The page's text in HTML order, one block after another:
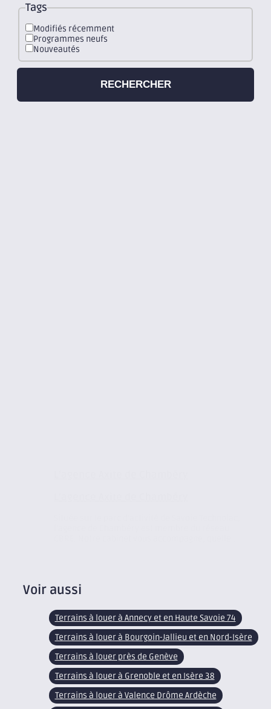
Tags
Modifiés récemment
Programmes neufs
Nouveautés
RECHERCHER
Voir aussi
Terrains à louer à Annecy et en Haute Savoie 74
Terrains à louer à Bourgoin-Jallieu et en Nord-Isère
Terrains à louer près de Genève
Terrains à louer à Grenoble et en Isère 38
Terrains à louer à Valence Drôme Ardèche